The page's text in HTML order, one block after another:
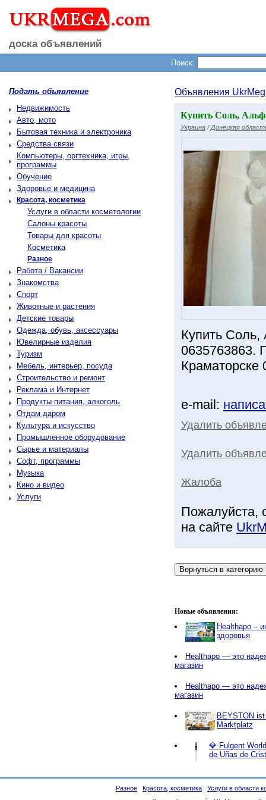
доска объявлений
Поиск:
Подать объявление
Недвижимость
Авто, мото
Бытовая техника и электроника
Средства связи
Компьютеры, оргтехника, игры,
программы
Обучение
Здоровье и медицина
Красота, косметика
Услуги в области косметологии
Салоны красоты
Товары для красоты
Косметика
Разное
Работа / Вакансии
Знакомства
Спорт
Животные и растения
Детские товары
Одежда, обувь, аксессуары
Ювелирные изделия
Туризм
Мебель, интерьер, посуда
Строительство и ремонт
Реклама и Интернет
Продукты питания, алкоголь
Отдам даром
Культура и искусство
Промышленное оборудование
Сырье и материалы
Софт, программы
Музыка
Кино и видео
Услуги
Объявления
Купить Соль,
Украина /Донецкая
Купить Соль,
0635763863.
Краматорске
e-mail:
Удалить
Удалить
Жалоба
Пожалуйста,
на сайте
Новые объявления:
Healthapo –
здоровья
Healthapo — это
магазин
Healthapo — это
магазин
BEYSTON
Marktplatz
💎 Fulgent
de Uñas de
Разное Красота, косметика
Услуги в области